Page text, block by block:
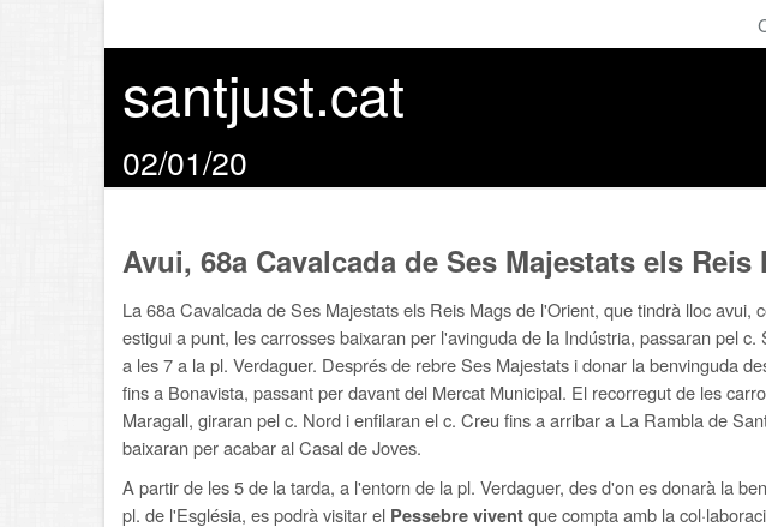
santjust.cat
02/01/20
Avui, 68a Cavalcada de Ses Majestats els
La 68a Cavalcada de Ses Majestats els Reis Mags de l'Orient, que tindrà lloc
estigui a punt, les carrosses baixaran per l'avinguda de la Indústria, passaran pel
a les 7 a la pl. Verdaguer. Després de rebre Ses Majestats i donar la benvinguda
fins a Bonavista, passant per davant del Mercat Municipal. El recorregut de les
Maragall, giraran pel c. Nord i enfilaran el c. Creu fins a arribar a La Rambla de
baixaran per acabar al Casal de Joves.
A partir de les 5 de la tarda, a l'entorn de la pl. Verdaguer, des d'on es donarà la
pl. de l'Església, es podrà visitar el Pessebre viventque compta amb la